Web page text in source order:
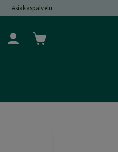
Asiakaspalvelu